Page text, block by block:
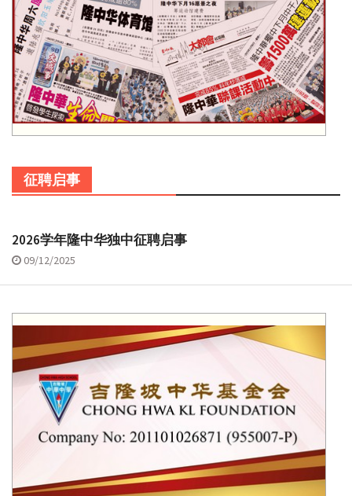
征聘启事
2026学年隆中华独中征聘启事
09/12/2025